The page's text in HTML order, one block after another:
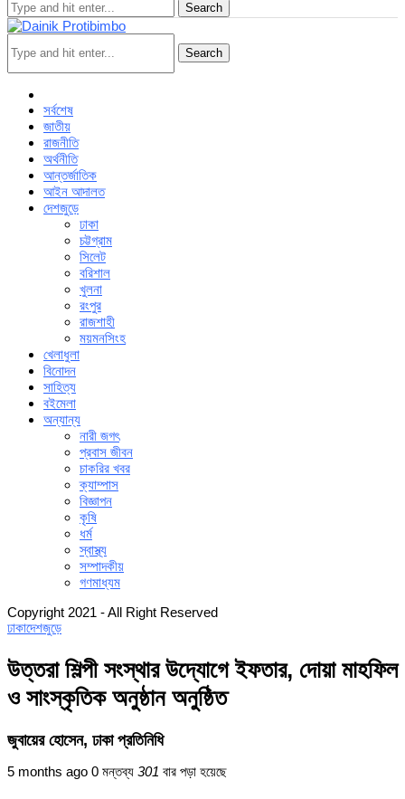
Search
Search
সর্বশেষ
জাতীয়
রাজনীতি
অর্থনীতি
আন্তর্জাতিক
আইন আদালত
দেশজুড়ে
ঢাকা
চট্টগ্রাম
সিলেট
বরিশাল
খুলনা
রংপুর
রাজশাহী
ময়মনসিংহ
খেলাধুলা
বিনোদন
সাহিত্য
বইমেলা
অন্যান্য
নারী জগৎ
প্রবাস জীবন
চাকরির খবর
ক্যাম্পাস
বিজ্ঞাপন
কৃষি
ধর্ম
স্বাস্থ্য
সম্পাদকীয়
গণমাধ্যম
Copyright 2021 - All Right Reserved
ঢাকাদেশজুড়ে
উত্তরা শিল্পী সংস্থার উদ্যোগে ইফতার, দোয়া মাহফিল
ও সাংস্কৃতিক অনুষ্ঠান অনুষ্ঠিত
জুবায়ের হোসেন, ঢাকা প্রতিনিধি
5 months ago 0 মন্তব্য 301 বার পড়া হয়েছে